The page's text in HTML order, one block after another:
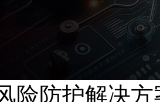
险防护解决